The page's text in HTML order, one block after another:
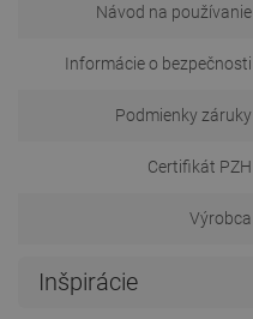
Návod na používanie
Informácie o bezpečnosti
Podmienky záruky
Certifikát PZH
Výrobca
Inšpirácie